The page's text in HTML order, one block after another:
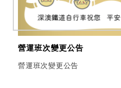
營運班次變更公告
營運班次變更公告